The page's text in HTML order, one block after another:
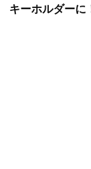
キーホルダーに